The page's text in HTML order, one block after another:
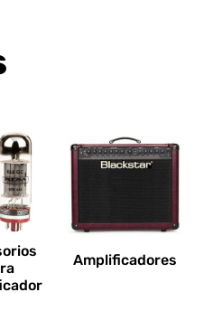
Amplificadores